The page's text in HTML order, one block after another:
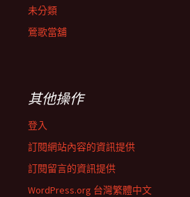
未分類
鶯歌當舖
其他操作
登入
訂閱網站內容的資訊提供
訂閱留言的資訊提供
WordPress.org 台灣繁體中文